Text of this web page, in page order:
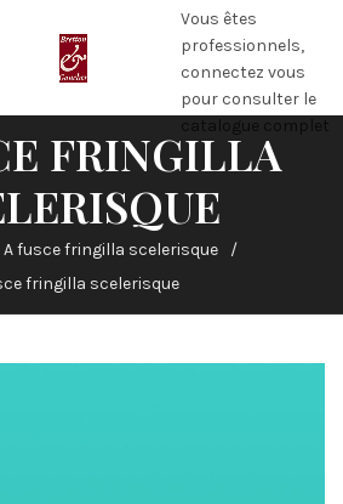
Vous êtes
professionnels,
connectez vous
pour consulter le
catalogue complet
FRINGILLA
A fusce fringilla scelerisque
fringilla scelerisque